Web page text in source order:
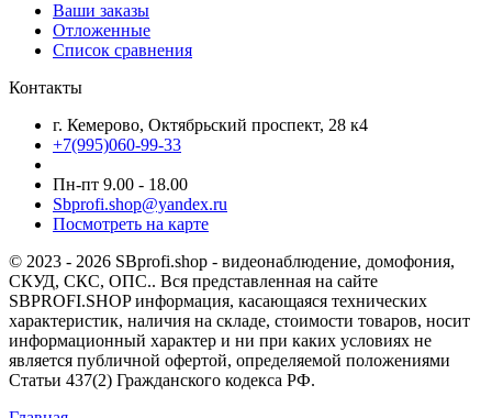
Ваши заказы
Отложенные
Список сравнения
Контакты
г. Кемерово, Октябрьский проспект, 28 к4
+7(995)060-99-33
Пн-пт 9.00 - 18.00
Sbprofi.shop@yandex.ru
Посмотреть на карте
© 2023 - 2026 SBprofi.shop - видеонаблюдение, домофония,
СКУД, СКС, ОПС.. Вся представленная на сайте
SBPROFI.SHOP информация, касающаяся технических
характеристик, наличия на складе, стоимости товаров, носит
информационный характер и ни при каких условиях не
является публичной офертой, определяемой положениями
Статьи 437(2) Гражданского кодекса РФ.